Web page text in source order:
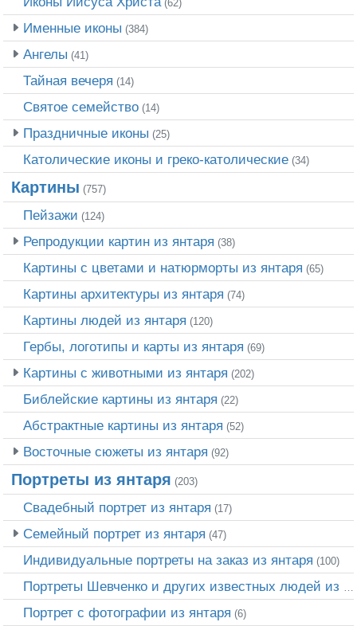
(62)
Именные иконы (384)
Ангелы (41)
Тайная вечеря (14)
Святое семейство (14)
Праздничные иконы (25)
Католические иконы и греко-католические (34)
Картины (757)
Пейзажи (124)
Репродукции картин из янтаря (38)
Картины с цветами и натюрморты из янтаря (65)
Картины архитектуры из янтаря (74)
Картины людей из янтаря (120)
Гербы, логотипы и карты из янтаря (69)
Картины с животными из янтаря (202)
Библейские картины из янтаря (22)
Абстрактные картины из янтаря (52)
Восточные сюжеты из янтаря (92)
Портреты из янтаря (203)
Свадебный портрет из янтаря (17)
Семейный портрет из янтаря (47)
Индивидуальные портреты на заказ из янтаря (100)
Портрет c фотографии из янтаря (6)